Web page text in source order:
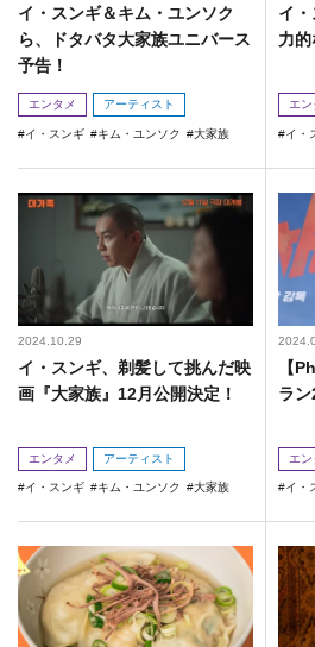
イ・スンギ＆キム・ユンソク
ら、ドタバタ大家族ユニバース
予告！
エンタメ アーティスト
イ・スンギ キム・ユンソク 大家族
イ
力的
エン
イ・
2024.10.29
イ・スンギ、剃髪して挑んだ映
画『大家族』12月公開決定！
エンタメ アーティスト
イ・スンギ キム・ユンソク 大家族
【
ラン
エン
イ・